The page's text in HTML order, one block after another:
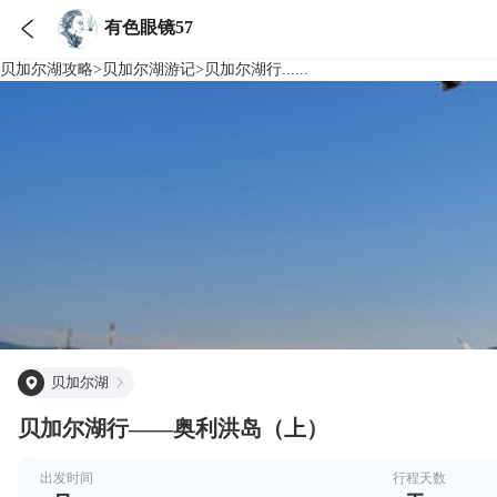
 有色眼镜57
贝加尔湖攻略> 贝加尔湖游记> 贝加尔湖行......
贝加尔湖
贝加尔湖行——奥利洪岛（上）
出发时间 行程天数